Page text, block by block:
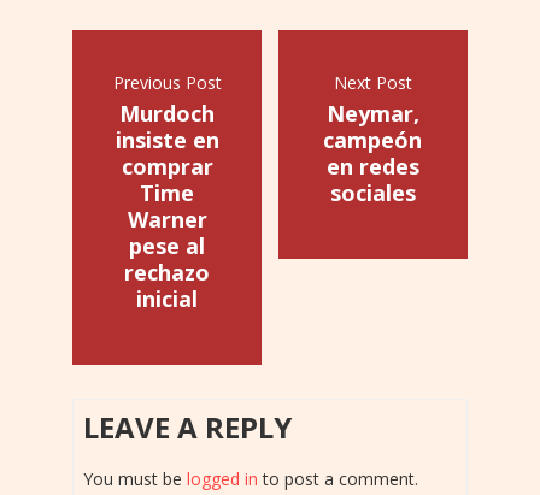
Previous Post
Murdoch
insiste en
comprar
Time
Warner
pese al
rechazo
inicial
Next Post
Neymar,
campeón
en redes
sociales
LEAVE A REPLY
You must be logged in to post a comment.